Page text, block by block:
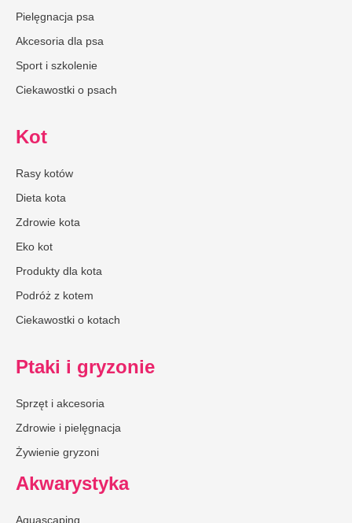
Pielęgnacja psa
Akcesoria dla psa
Sport i szkolenie
Ciekawostki o psach
Kot
Rasy kotów
Dieta kota
Zdrowie kota
Eko kot
Produkty dla kota
Podróż z kotem
Ciekawostki o kotach
Ptaki i gryzonie
Sprzęt i akcesoria
Zdrowie i pielęgnacja
Żywienie gryzoni
Akwarystyka
Aquascaping